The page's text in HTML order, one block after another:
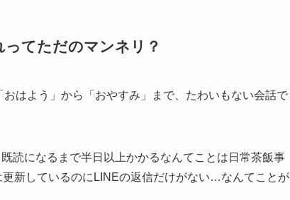
てただのマンネリ？
はよう」から「おやすみ」まで、たわいもない会話で
読になるまで半日以上かかるなんてことは日常茶飯事
新しているのにLINEの返信だけがない…なんてことが